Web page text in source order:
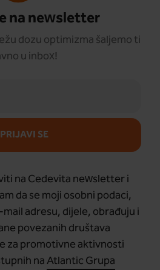
na newsletter
dozu optimizma šaljemo ti
u inbox!
PRIJAVI SE
na Cedevita newsletter i
da se moji osobni podaci,
adresu, dijele, obrađuju i
povezanih društava
za promotivne aktivnosti
naAtlantic Grupa